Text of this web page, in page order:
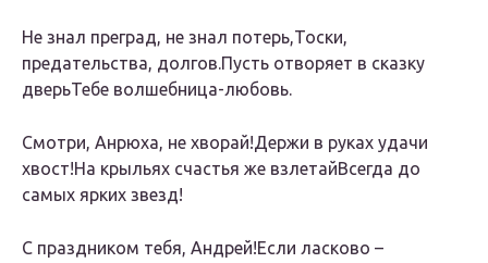
Не знал преград, не знал потерь,Тоски,
предательства, долгов.Пусть отворяет в сказку
дверьТебе волшебница-любовь.
Смотри, Анрюха, не хворай!Держи в руках удачи
хвост!На крыльях счастья же взлетайВсегда до
самых ярких звезд!
С праздником тебя, Андрей!Если ласково –